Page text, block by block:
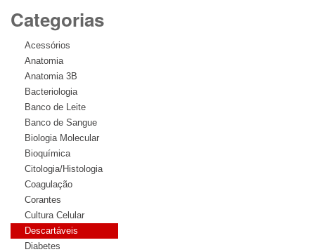
Categorias
Acessórios
Anatomia
Anatomia 3B
Bacteriologia
Banco de Leite
Banco de Sangue
Biologia Molecular
Bioquímica
Citologia/Histologia
Coagulação
Corantes
Cultura Celular
Descartáveis
Diabetes